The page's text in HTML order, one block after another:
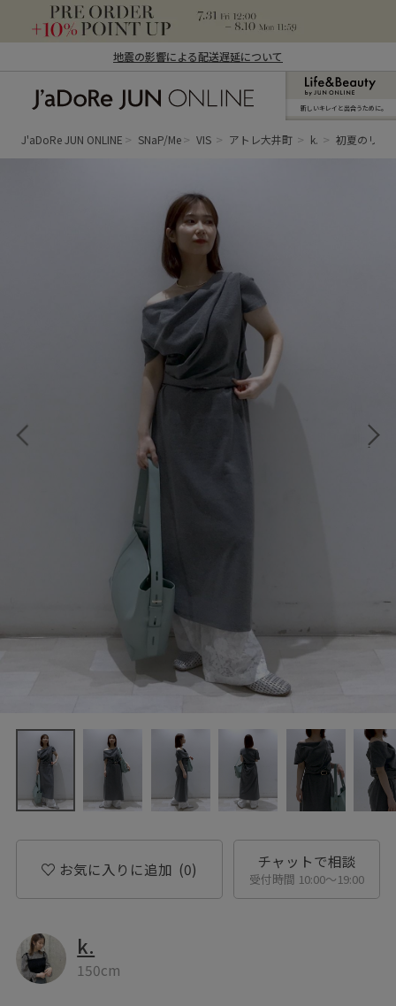
地震の影響による配送遅延について
ン オンライン）
新しいキレイと出合うために。
J'aDoRe JUN ONLINE SNaP/Me VIS アトレ大井町 k. 初夏のリラ
お気に入りに追加 (0) チャットで相談
受付時間 10:00〜19:00
k.
150cm